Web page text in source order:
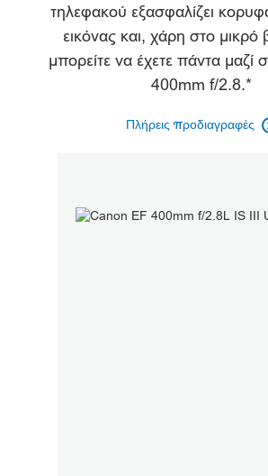
τηλεφακού εξασφαλίζει
εικόνας και, χάρη στο μικρό
μπορείτε να έχετε πάντα μαζί
400mm f/2.8.*
Πλήρεις προδιαγραφές